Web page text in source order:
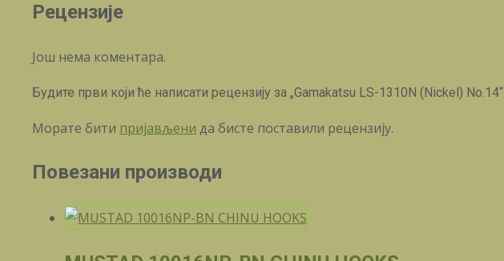
Рецензије
Још нема коментара.
Будите први који ће написати рецензију за „Gamakatsu LS-1310N (Nickel) No.14“
Морате бити пријављени да бисте поставили рецензију.
Повезани производи